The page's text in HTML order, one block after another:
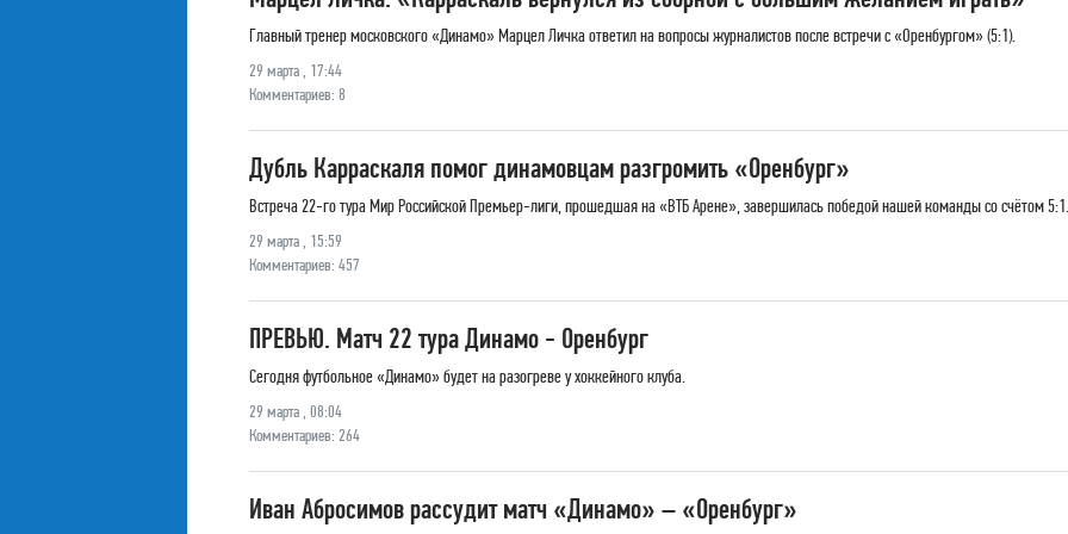
Главный тренер московского «Динамо» Марцел Личка ответил на вопросы журналистов после встречи с «Оренбургом» (5:1).
29 марта , 17:44
Комментариев: 8
Дубль Карраскаля помог динамовцам разгромить «Оренбург»
Встреча 22-го тура Мир Российской Премьер-лиги, прошедшая на «ВТБ Арене», завершилась победой нашей команды со счётом 5:1.
29 марта , 15:59
Комментариев: 457
ПРЕВЬЮ. Матч 22 тура Динамо - Оренбург
Сегодня футбольное «Динамо» будет на разогреве у хоккейного клуба.
29 марта , 08:04
Комментариев: 264
Иван Абросимов рассудит матч «Динамо» – «Оренбург»